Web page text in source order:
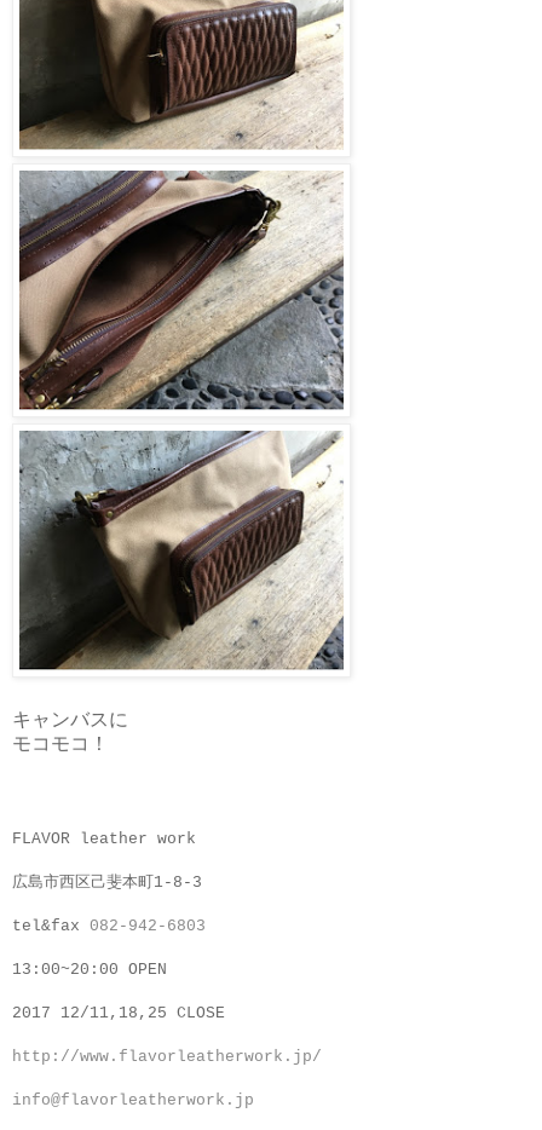
キャンバスに
モコモコ！
FLAVOR leather work
広島市西区己斐本町1-8-3
tel&fax 082-942-6803
13:00~20:00 OPEN
2017 12/11,18,25 CLOSE
http://www.flavorleatherwork.jp/
info@flavorleatherwork.jp